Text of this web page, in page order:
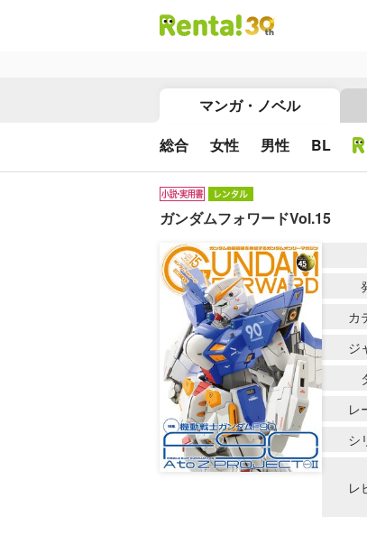
マンガ・ノベル
総合 女性 男性 BL
ガンダムフォワードVol.15
カ
ジ
レ
シ
レ